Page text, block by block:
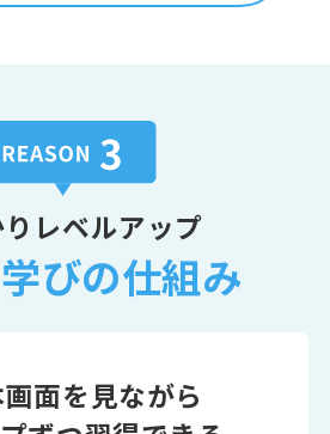
レベルアップ
びの仕組み
面を見ながら